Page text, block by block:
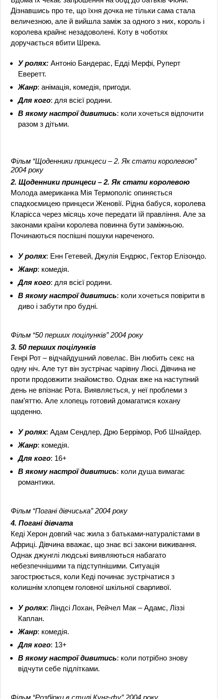
Дізнавшись про те, що їхня дочка не тільки сама стала
величезною, але й вийшла заміж за одного з них, король і
королева крайнє незадоволені. Коту в чоботях
доручається вбити Шрека.
У ролях: Антоніо Бандерас, Едді Мерфі, Руперт
Еверетт.
Жанр: анімація, комедія, пригоди.
Для кого: для всієї родини.
В якому настрої дивитись: коли хочеться відпочити
разом з дітьми.
Фільм “Щоденники принцеси – 2. Як стати королевою”
2004 року
2. Щоденники принцеси – 2. Як стати королевою
Молода американка Мія Термополіс опиняється
спадкоємицею принцеси Женовії. Рідна бабуся, королева
Кларісса через місяць хоче передати їй правління. Але за
законами країни королева повинна бути заміжньою.
Починаються поспішні пошуки нареченого.
У ролях: Енн Гетевей, Джулія Ендрюс, Гектор Елізондо.
Жанр: комедія.
Для кого: для всієї родини.
В якому настрої дивитись: коли хочеться повірити в
диво і забути про будні.
Фільм “50 перших поцілунків” 2004 року
3. 50 перших поцілунків
Генрі Рот – відчайдушний ловелас. Він любить секс на
одну ніч. Але тут він зустрічає чарівну Люсі. Дівчина не
проти продовжити знайомство. Однак вже на наступний
день не впізнає Рота. Виявляється, у неї проблеми з
пам’яттю. Але хлопець готовий домагатися кохану
щоденно.
У ролях: Адам Сендлер, Дрю Беррімор, Роб Шнайдер.
Жанр: комедія.
Для кого: 16+
В якому настрої дивитись: коли душа вимагає
романтики.
Фільм “Погані дівчиська” 2004 року
4. Погані дівчата
Кеді Херон довгий час жила з батьками-натуралістами в
Африці. Дівчина вважає, що знає всі закони виживання.
Однак джунглі людські виявляються набагато
небезпечнішими та підступнішими. Ситуація
загострюється, коли Кеді починає зустрічатися з
колишнім хлопцем головної шкільної сварливої.
У ролях: Ліндсі Лохан, Рейчел Мак – Адамс, Ліззі
Каплан.
Жанр: комедія.
Для кого: 13+
В якому настрої дивитись: коли потрібно знову
відчути себе підлітками.
Фільм “Розбірки в стилі Кунг-фу” 2004 року